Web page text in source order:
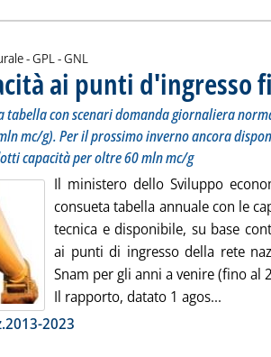
- GPL - GNL
ai punti d'ingresso
tabella con scenari domanda giornaliera
mc/g). Per il prossimo inverno ancora
capacità per oltre 60 mln mc/g
Il ministero dello Sviluppo
consueta tabella annuale con le
tecnica e disponibile, su base
ai punti di ingresso della rete
Snam per gli anni a venire (fino al
Il rapporto, datato 1 agos...
alla notizia
2023